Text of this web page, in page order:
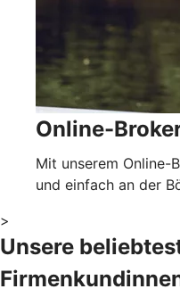
Online-
Mit unserem Online-
und einfach an der
>
Unsere